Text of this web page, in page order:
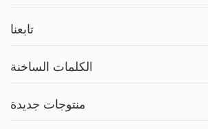
تابعنا
الكلمات الساخنة
منتوجات جديدة